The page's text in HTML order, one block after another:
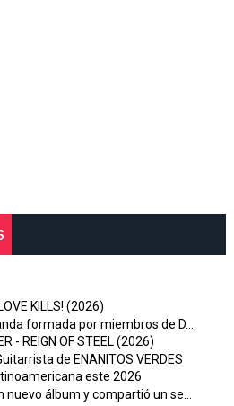
KILLS! (2026)
formada por miembros de D...
- REIGN OF STEEL (2026)
de ENANITOS VERDES
este 2026
nuevo álbum y compartió un se...